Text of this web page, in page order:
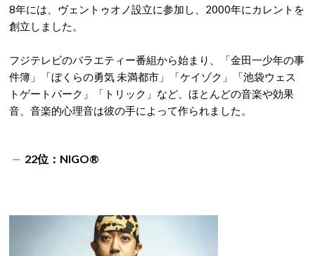
8年には、ヴェントゥオノ設立に参加し、2000年にカレントを
創立しました。
フジテレビのバラエティー番組から始まり、「金田一少年の事
件簿」「ぼくらの勇気 未満都市」「ケイゾク」「池袋ウェス
トゲートパーク」「トリック」など、ほとんどの音楽や効果
音、音楽的心理音は彼の手によって作られました。
22位：NIGO®